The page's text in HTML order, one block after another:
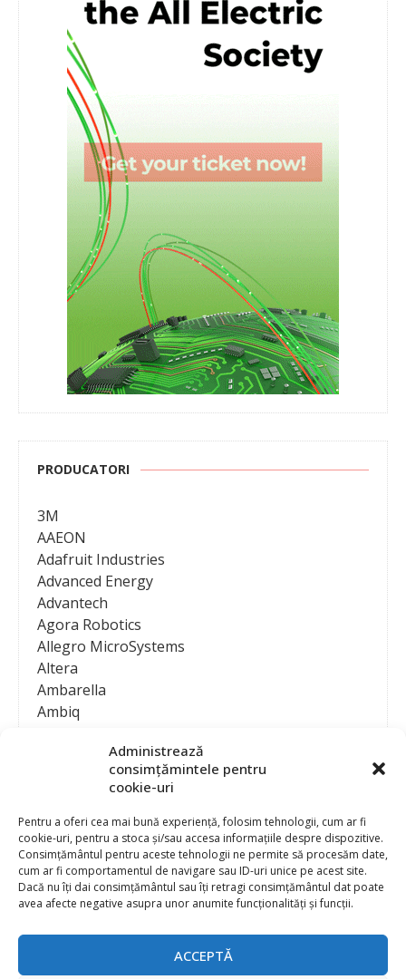
Administrează
consimțămintele pentru
cookie-uri
Pentru a oferi cea mai bună experiență, folosim tehnologii, cum ar fi
cookie-uri, pentru a stoca și/sau accesa informațiile despre dispozitive.
Consimțământul pentru aceste tehnologii ne permite să procesăm date,
cum ar fi comportamentul de navigare sau ID-uri unice pe acest site.
Dacă nu îți dai consimțământul sau îți retragi consimțământul dat poate
avea afecte negative asupra unor anumite funcționalități și funcții.
ACCEPTĂ
PRODUCATORI
3M
AAEON
Adafruit Industries
Advanced Energy
Advantech
Agora Robotics
Allegro MicroSystems
Altera
Ambarella
Ambiq
Analog Devices
Anritsu Corporation
Ansys
APS
Arduino
Arm
Asentics
ATEN International
Contact Publicitate